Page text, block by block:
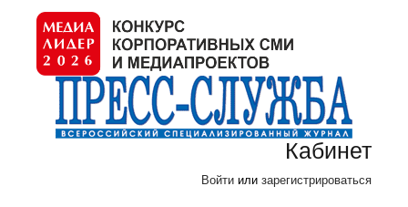
Кабинет
Войти или зарегистрироваться